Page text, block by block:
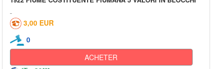
3,00 EUR
0
ACHETER